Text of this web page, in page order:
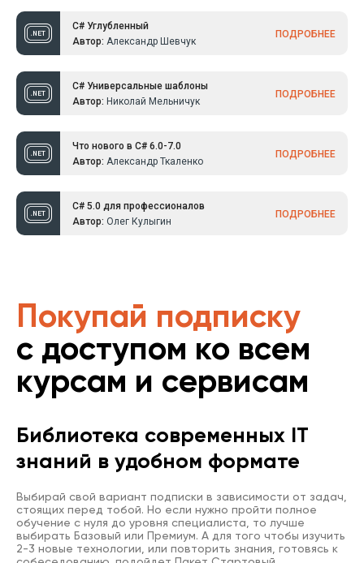
C# Углубленный
Автор: Александр Шевчук
ПОДРОБНЕЕ
C# Универсальные шаблоны
Автор: Николай Мельничук
ПОДРОБНЕЕ
Что нового в C# 6.0-7.0
Автор: Александр Ткаленко
ПОДРОБНЕЕ
C# 5.0 для профессионалов
Автор: Олег Кулыгин
ПОДРОБНЕЕ
Покупай подписку
с доступом ко всем
курсам и сервисам
Библиотека современных IT
знаний в удобном формате
Выбирай свой вариант подписки в зависимости от задач,
стоящих перед тобой. Но если нужно пройти полное
обучение с нуля до уровня специалиста, то лучше
выбирать Базовый или Премиум. А для того чтобы изучить
2-3 новые технологии, или повторить знания, готовясь к